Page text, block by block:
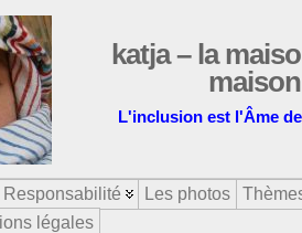
katja – la
L'inclusion est l'Âme
Responsabilité Les photos
légales